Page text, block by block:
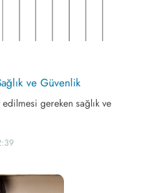
ve Güvenlik
gereken sağlık ve